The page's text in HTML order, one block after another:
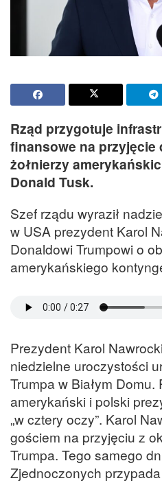
Rząd przygotuje
finansowe na przyjęcie
żołnierzy
Donald Tusk.
Szef rządu wyraził
w USA prezydent Karol
Donaldowi Trumpowi o
amerykańskiego
Prezydent Karol
niedzielne uroczystości
Trumpa w Białym
amerykański i polski
„w cztery oczy”. Karol
gościem na przyjęciu z
Trumpa. Tego samego
Zjednoczonych